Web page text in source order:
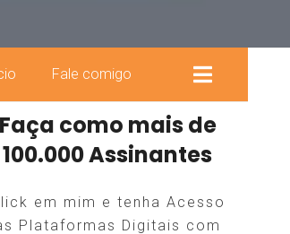
Fale comigo
Faça como mais de
100.000 Assinantes
em mim e tenha Acesso
Plataformas Digitais com